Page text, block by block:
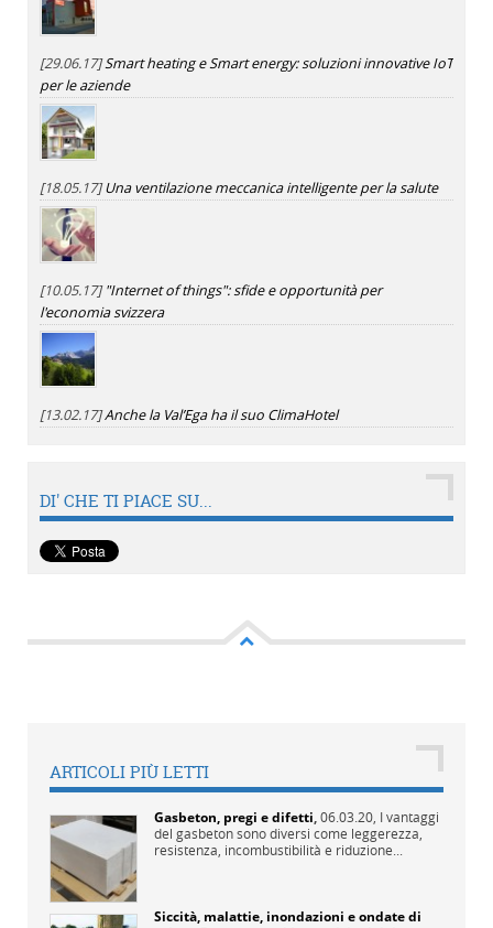
[29.06.17]Smart heating e Smart energy: soluzioni innovative IoT
per le aziende
[18.05.17]Una ventilazione meccanica intelligente per la salute
[10.05.17]"Internet of things": sfide e opportunità per
l'economia svizzera
[13.02.17]Anche la Val’Ega ha il suo ClimaHotel
DI' CHE TI PIACE SU...
ARTICOLI PIÙ LETTI
Gasbeton, pregi e difetti,06.03.20, I vantaggi
del gasbeton sono diversi come leggerezza,
resistenza, incombustibilità e riduzione...
Siccità, malattie, inondazioni e ondate di